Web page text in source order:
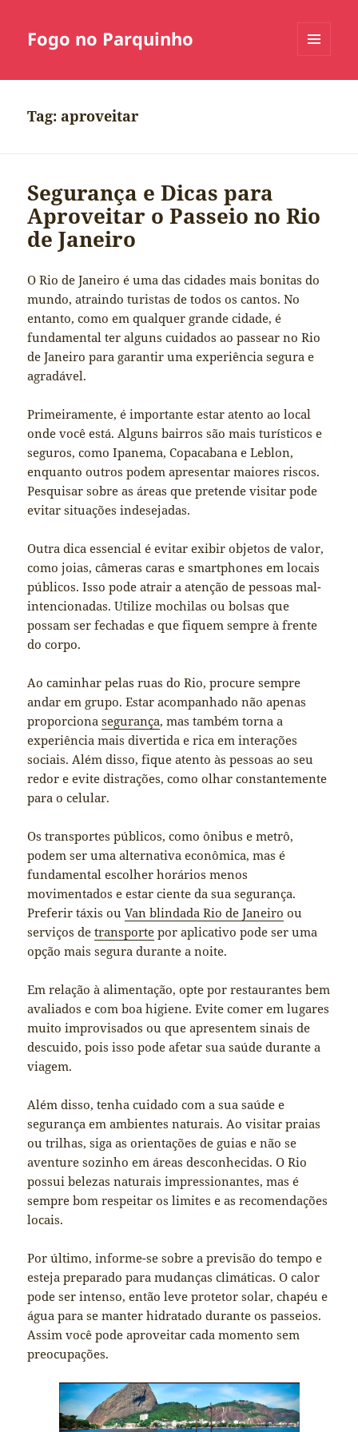
Fogo no Parquinho
Tag:aproveitar
Segurança e Dicas para
Aproveitar o Passeio no Rio
de Janeiro
O Rio de Janeiro é uma das cidades mais bonitas do
mundo, atraindo turistas de todos os cantos. No
entanto, como em qualquer grande cidade, é
fundamental ter alguns cuidados ao passear no Rio
de Janeiro para garantir uma experiência segura e
agradável.
Primeiramente, é importante estar atento ao local
onde você está. Alguns bairros são mais turísticos e
seguros, como Ipanema, Copacabana e Leblon,
enquanto outros podem apresentar maiores riscos.
Pesquisar sobre as áreas que pretende visitar pode
evitar situações indesejadas.
Outra dica essencial é evitar exibir objetos de valor,
como joias, câmeras caras e smartphones em locais
públicos. Isso pode atrair a atenção de pessoas mal-
intencionadas. Utilize mochilas ou bolsas que
possam ser fechadas e que fiquem sempre à frente
do corpo.
Ao caminhar pelas ruas do Rio, procure sempre
andar em grupo. Estar acompanhado não apenas
proporcionasegurança, mas também torna a
experiência mais divertida e rica em interações
sociais. Além disso, fique atento às pessoas ao seu
redor e evite distrações, como olhar constantemente
para o celular.
Os transportes públicos, como ônibus e metrô,
podem ser uma alternativa econômica, mas é
fundamental escolher horários menos
movimentados e estar ciente da sua segurança.
Preferir táxis ouVan blindada Rio de Janeiro ou
serviços detransporte por aplicativo pode ser uma
opção mais segura durante a noite.
Em relação à alimentação, opte por restaurantes bem
avaliados e com boa higiene. Evite comer em lugares
muito improvisados ou que apresentem sinais de
descuido, pois isso pode afetar sua saúde durante a
viagem.
Além disso, tenha cuidado com a sua saúde e
segurança em ambientes naturais. Ao visitar praias
ou trilhas, siga as orientações de guias e não se
aventure sozinho em áreas desconhecidas. O Rio
possui belezas naturais impressionantes, mas é
sempre bom respeitar os limites e as recomendações
locais.
Por último, informe-se sobre a previsão do tempo e
esteja preparado para mudanças climáticas. O calor
pode ser intenso, então leve protetor solar, chapéu e
água para se manter hidratado durante os passeios.
Assim você pode aproveitar cada momento sem
preocupações.